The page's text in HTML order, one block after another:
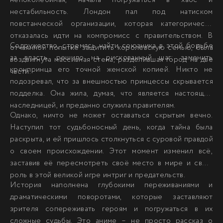
нестабильность. Лондон пал под натиском
повстанческой организации, которая категорически
отказалась идти на компромисс с правительством. В
отчаянной попытке защитить королевскую семью, была
воздвигнута массивная стена, разделившая город на две
части.
Содружество, стремясь найти союзника в этой борьбе
за власть, решило на рискованный шаг: заменить
кронпринца его точной женской копией. Никто не
подозревал, что за внешностью принцессы скрывается
подделка. Она жила, думая, что является настоящей
наследницей, и преданно служила правителям.
Однако, ничто не может оставаться скрытым вечно.
Наступил тот судьбоносный день, когда тайна была
раскрыта, и ей пришлось столкнуться с суровой правдой
о своем происхождении. Этот момент изменил всё,
заставив её пересмотреть своё место в мире и свою
роль в этой великой игре интриг и предательств.
История наполнена глубокими переживаниями и
драматическими поворотами, которые заставляют
зрителя сопереживать героям и погружаться в их